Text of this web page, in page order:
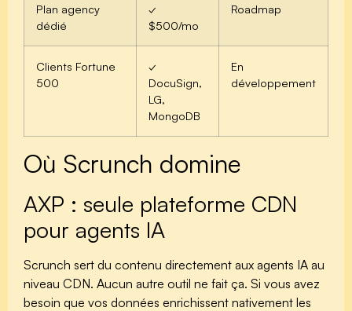
Plan agency
dédié
✓
$500/mo
Roadmap
Clients Fortune
500
✓
DocuSign,
LG,
MongoDB
En
développement
Où Scrunch domine
AXP : seule plateforme CDN
pour agents IA
Scrunch sert du contenu directement aux agents IA au
niveau CDN. Aucun autre outil ne fait ça. Si vous avez
besoin que vos données enrichissent nativement les